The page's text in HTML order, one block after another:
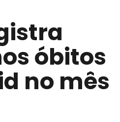
óbitos
no mês